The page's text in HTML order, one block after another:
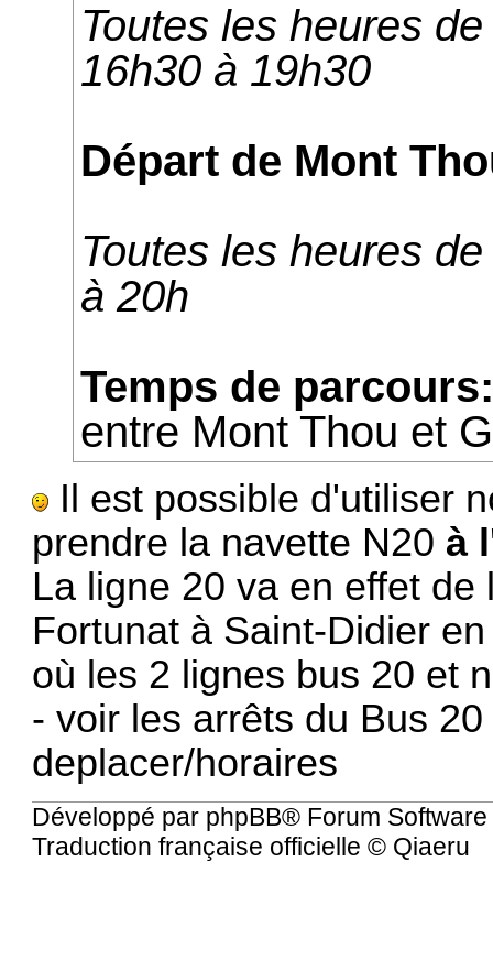
Toutes les heures
16h30 à 19h30
Départ de Mont
Toutes les heures
à 20h
Temps de
entre Mont Thou et
Il est possible d'utiliser
prendre la navette N20 à
La ligne 20 va en effet
Fortunat à Saint-Didier
où les 2 lignes bus 20 et
- voir les arrêts du Bus
deplacer/horaires
Développé par phpBB® Forum
Traduction française officielle © Qiaeru